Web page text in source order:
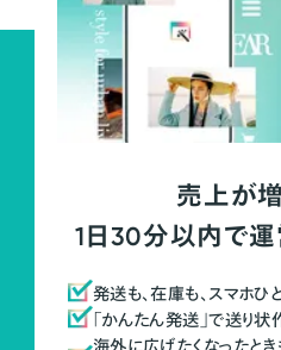
売上が
1日30分以内で
発送も、在庫も、スマホひ
「かんたん発送」で送り
海外に広げたくなったと